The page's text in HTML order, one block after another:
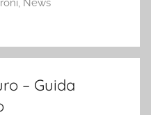
, News
– Guida